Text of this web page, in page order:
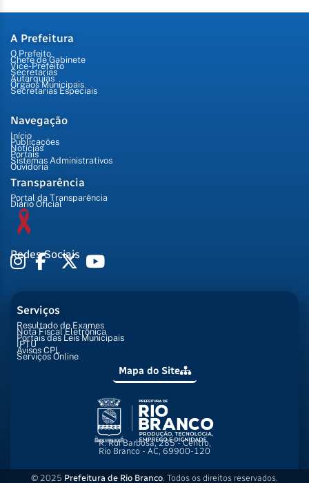
A Prefeitura
O Prefeito
Chefe de Gabinete
Vice-Prefeito
Secretarias
Autarquias
Órgãos Municipais
Secretarias Especiais
Navegação
Início
Publicações
Notícias
Portais
Sistemas Administrativos
Ouvidoria
Transparência
Portal da Transparência
Diário Oficial
Redes Sociais
Serviços
Resultado de Exames
Nota Fiscal Eletrônica
Portais das Leis Municipais
IPTU
Avisos CPL
Serviços Online
Mapa do Site
R. Rui Barbosa, 285 - Centro,
Rio Branco - AC, 69900-120
© 2025 Prefeitura de Rio Branco . Todos os direitos reservados.